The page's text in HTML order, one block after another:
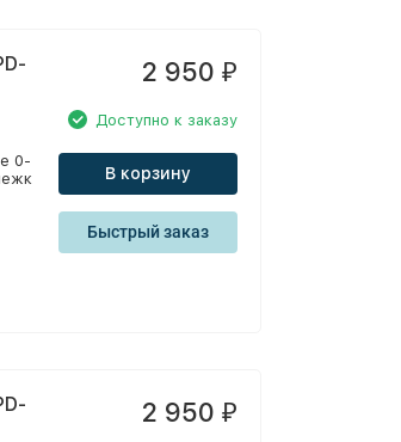
0-
2 950 ₽
Доступно к заказу
В корзину
Быстрый заказ
2 950 ₽